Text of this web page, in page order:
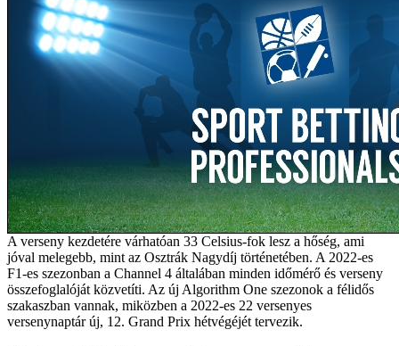
A verseny kezdetére várhatóan 33 Celsius-fok lesz a hőség, ami
jóval melegebb, mint az Osztrák Nagydíj történetében. A 2022-es
F1-es szezonban a Channel 4 általában minden időmérő és verseny
összefoglalóját közvetíti. Az új Algorithm One szezonok a félidős
szakaszban vannak, miközben a 2022-es 22 versenyes
versenynaptár új, 12. Grand Prix hétvégéjét tervezik.